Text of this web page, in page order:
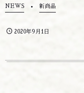
NEWS 新商品
2020年9月1日